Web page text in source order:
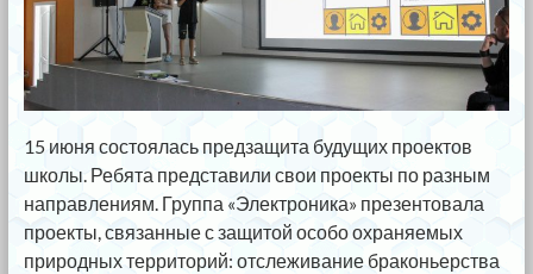
15 июня состоялась предзащита будущих проектов
школы. Ребята представили свои проекты по разным
направлениям. Группа «Электроника» презентовала
проекты, связанные с защитой особо охраняемых
природных территорий: отслеживание браконьерства